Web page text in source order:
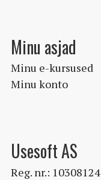
Minu asjad
Minu e-kursused
Minu konto
Usesoft AS
Reg. nr.: 10308124